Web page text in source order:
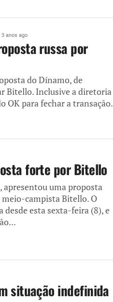
3 anos ago
russa por
do Dínamo, de
Bitello. Inclusive a diretoria
OK para fechar a transação.
forte por Bitello
apresentou uma proposta
meio-campista Bitello. O
desde esta sexta-feira (8), e
situação indefinida